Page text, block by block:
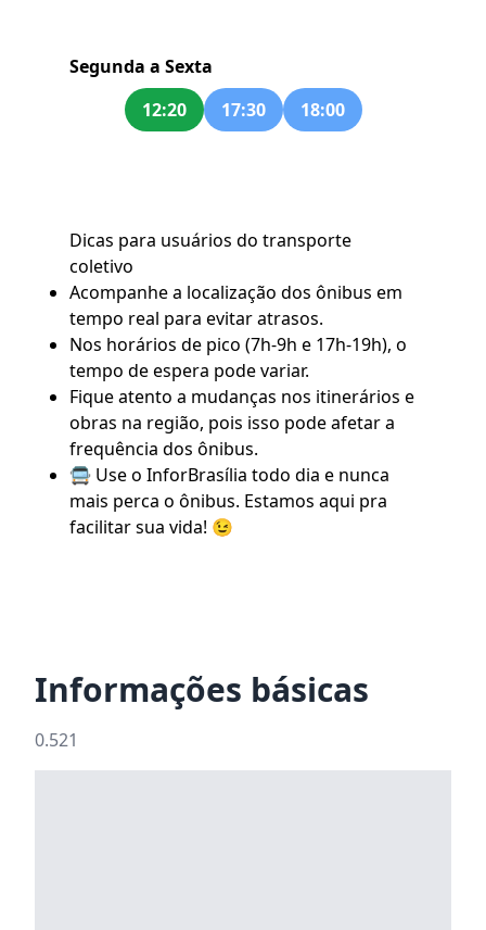
Segunda a Sexta
12:20
17:30 18:00
Dicas para usuários do transporte
coletivo
Acompanhe a localização dos ônibus em
tempo real para evitar atrasos.
Nos horários de pico (7h-9h e 17h-19h), o
tempo de espera pode variar.
Fique atento a mudanças nos itinerários e
obras na região, pois isso pode afetar a
frequência dos ônibus.
🚍 Use o InforBrasília todo dia e nunca
mais perca o ônibus. Estamos aqui pra
facilitar sua vida! 😉
Informações básicas
0.521